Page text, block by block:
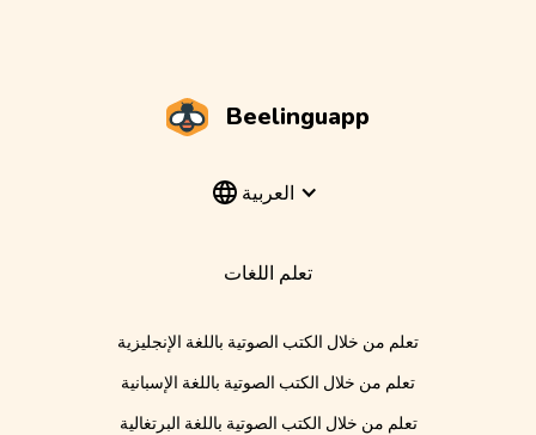
Beelinguapp
العربية
تعلم اللغات
تعلم من خلال الكتب الصوتية باللغة الإنجليزية
تعلم من خلال الكتب الصوتية باللغة الإسبانية
تعلم من خلال الكتب الصوتية باللغة البرتغالية